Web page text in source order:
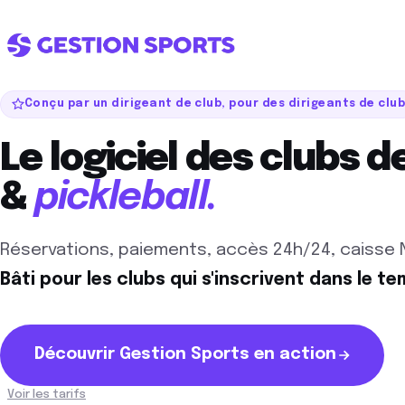
Un club.
Un seul
votre voie, on s'occupe du
Conçu par un dirigeant de club, pour des dirigeants de club
Le logiciel des clubs
& pickleball.
Réservations, paiements, accès 24h/24, caisse
Bâti pour les clubs qui s'inscrivent dans le
Découvrir Gestion Sports en action
Voir les tarifs